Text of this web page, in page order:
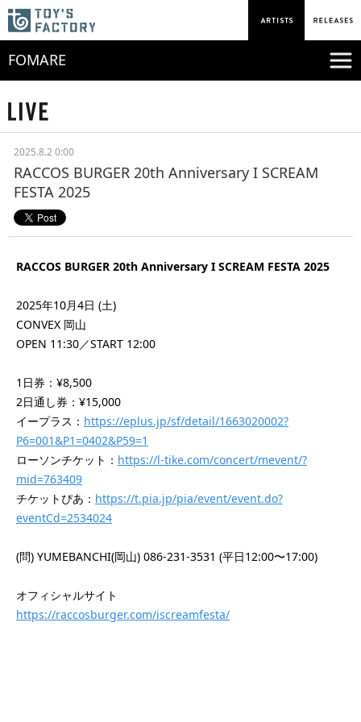
FOMARE
2025.8.2 0:00
RACCOS BURGER 20th Anniversary I SCREAM
FESTA 2025
RACCOS BURGER 20th Anniversary I SCREAM FESTA 2025
2025年10月4日 (土)
CONVEX 岡山
OPEN 11:30／START 12:00
1日券：¥8,500
2日通し券：¥15,000
イープラス： https://eplus.jp/sf/detail/1663020002?
P6=001&P1=0402&P59=1
ローソンチケット： https://l-tike.com/concert/mevent/?
mid=763409
チケットぴあ： https://t.pia.jp/pia/event/event.do?
eventCd=2534024
(問) YUMEBANCHI(岡山) 086-231-3531 (平日12:00〜17:00)
オフィシャルサイト
https://raccosburger.com/iscreamfesta/